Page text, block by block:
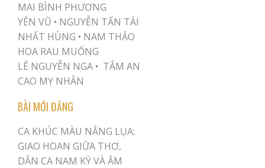
MAI BÌNH PHƯƠNG
YÊN VŨ • NGUYỄN TẤN TÀI
NHẤT HÙNG • NAM THẢO
HOA RAU MUỐNG
LÊ NGUYỄN NGA • TÂM AN
CAO MỴ NHÂN
BÀI MỚI ĐĂNG
CA KHÚC MÀU NẮNG LỤA:
GIAO HOAN GIỮA THƠ,
DÂN CA NAM KỲ VÀ ÂM